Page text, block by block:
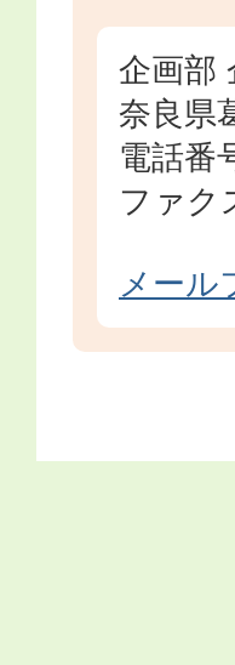
企画部
奈良県
電話番
ファク
メール